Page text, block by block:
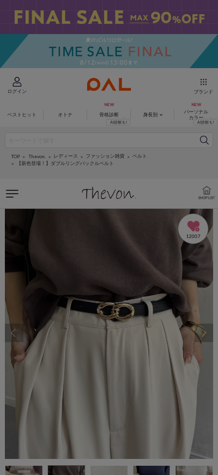
ログイン ブランド
ベストヒット オトナ 骨格診断 身長別
パーソナル
カラー
TOP Thevon. レディース ファッション雑貨
ベルト
【新色登場！】ダブルリングバックルベルト
12007